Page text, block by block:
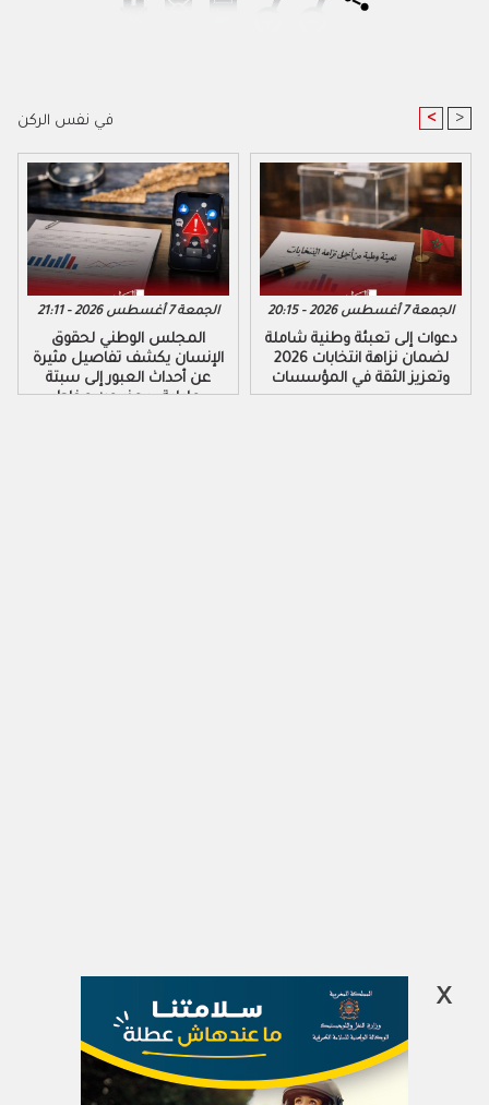
في نفس الركن < >
الجمعة 7 أغسطس 2026 - 21:11
المجلس الوطني لحقوق
الإنسان يكشف تفاصيل مثيرة
عن أحداث العبور إلى سبتة
ومليلية ويحذر من مخاطر
الجمعة 7 أغسطس 2026 - 20:15
دعوات إلى تعبئة وطنية شاملة
لضمان نزاهة انتخابات 2026
وتعزيز الثقة في المؤسسات